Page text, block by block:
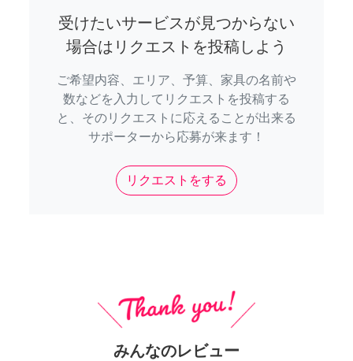
受けたいサービスが見つからない
場合はリクエストを投稿しよう
ご希望内容、エリア、予算、家具の名前や
数などを入力してリクエストを投稿する
と、そのリクエストに応えることが出来る
サポーターから応募が来ます！
リクエストをする
みんなのレビュー